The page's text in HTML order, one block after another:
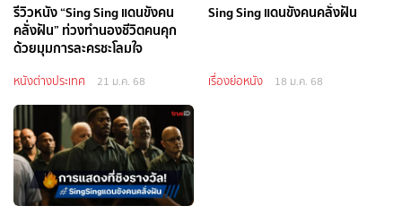
รีวิวหนัง “Sing Sing แดนขังคน
คลั่งฝัน” ท่วงทำนองชีวิตคนคุก
ด้วยมุมการละครชะโลมใจ
หนังต่างประเทศ 21 ม.ค. 68
Sing Sing แดนขังคนคลั่งฝัน
เรื่องย่อหนัง 18 ม.ค. 68